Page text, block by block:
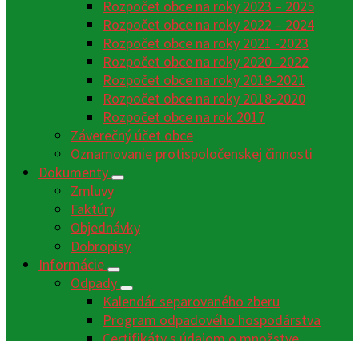
Rozpočet obce na roky 2023 – 2025
Rozpočet obce na roky 2022 – 2024
Rozpočet obce na roky 2021 -2023
Rozpočet obce na roky 2020 -2022
Rozpočet obce na roky 2019-2021
Rozpočet obce na roky 2018-2020
Rozpočet obce na rok 2017
Záverečný účet obce
Oznamovanie protispoločenskej činnosti
Dokumenty
Zmluvy
Faktúry
Objednávky
Dobropisy
Informácie
Odpady
Kalendár separovaného zberu
Program odpadového hospodárstva